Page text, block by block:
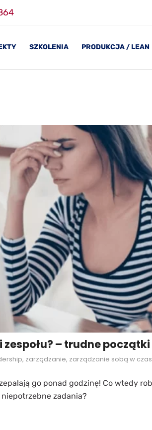
SZKOLENIA PRODUKCJA / LEAN
– trudne początki
, zarządzanie, zarządzanie sobą w
go ponad godzinę! Co wtedy
zadania?